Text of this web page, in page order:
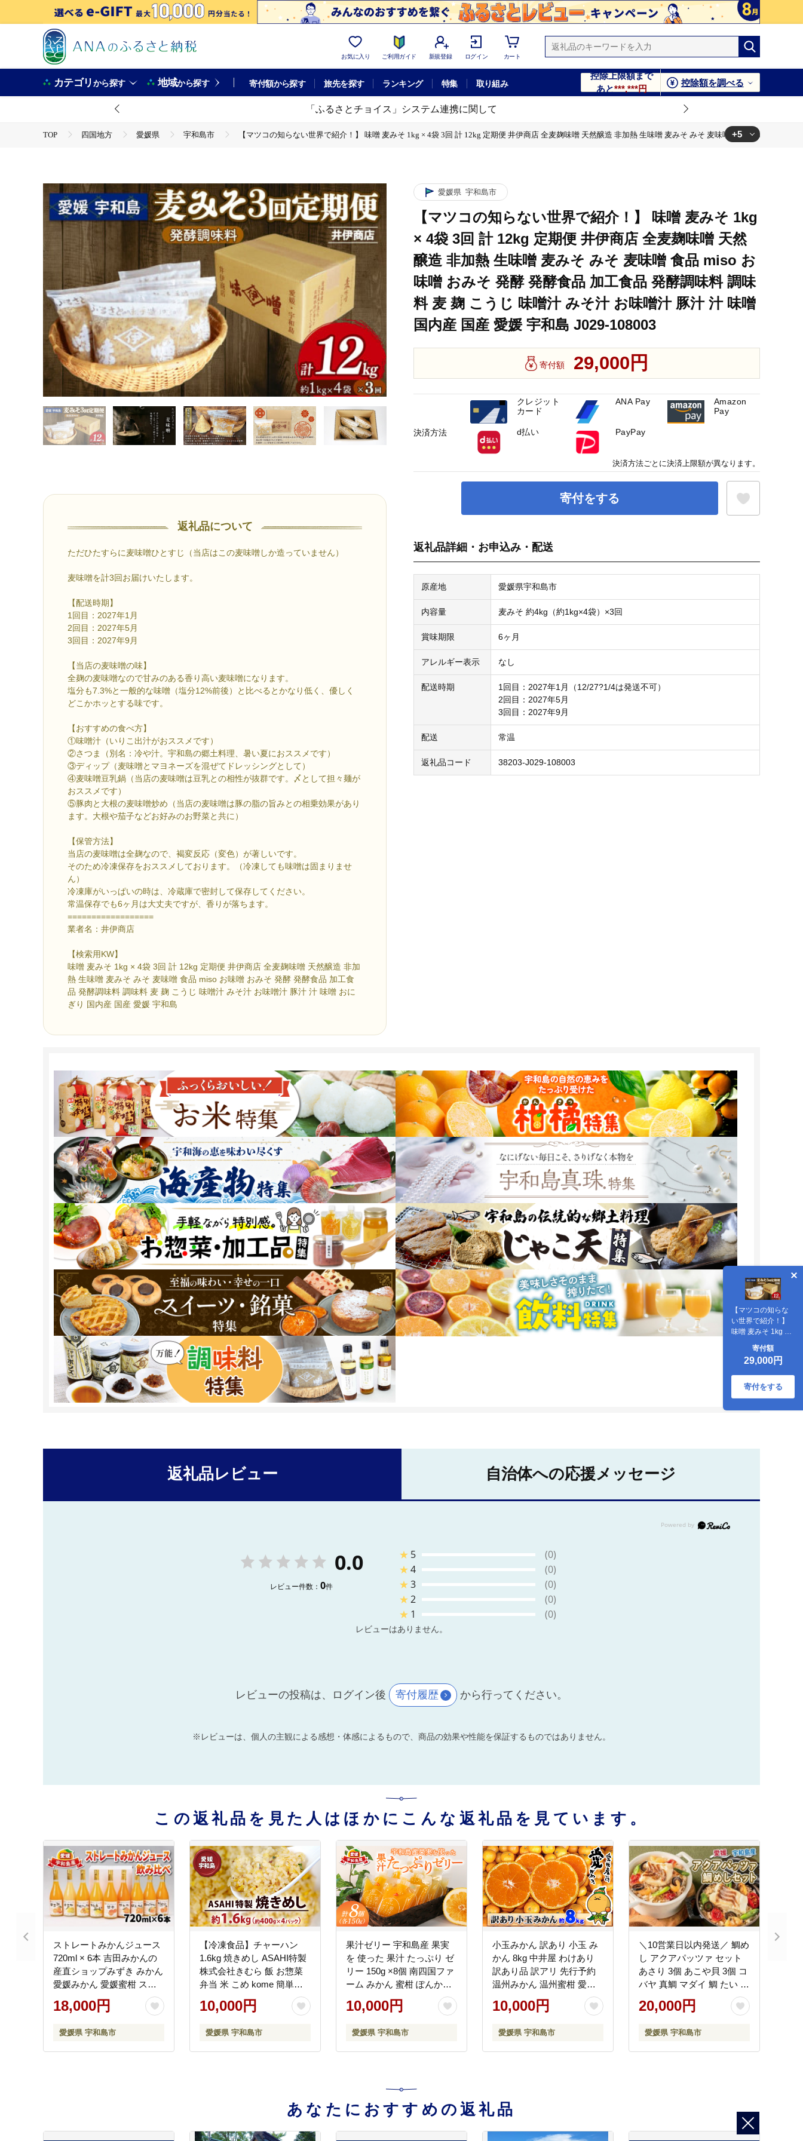
お気に入り ご利用ガイド 新規登録 ログイン カート
カテゴリから探す 地域から探す 寄付額から探す 旅先を探す ランキング 特集 取り組み
控除上限額まで
あと***,***円
控除額を調べる
「ふるさとチョイス」システム連携に関して
TOP 四国地方 愛媛県 宇和島市
【マツコの知らない世界で紹介！】 味噌 麦みそ 1kg × 4袋 3回 計 12kg 定期便 井伊商店 全麦麹味噌 天然醸造 非加熱 生味噌 麦みそ みそ 麦味噌 食品 miso お味
【マツコの知らない世界で紹介！】 味噌 麦みそ 1kg × 4袋 3回 計 12kg 定期便 井伊商店 全麦麹味噌 天然醸造 非加熱 生味噌 麦みそ みそ 麦味噌 食品 miso お味噌 おみそ 発酵 発酵食品 加工食品 発酵調味料 調
味料 麦 麹 こうじ 味噌汁 みそ汁 お味噌汁 豚汁 汁 味噌 国内産 国産 愛媛 宇和島 J029-108003
TOP
加工食品
調味料
【マツコの知らない世界で紹介！】 味噌 麦みそ 1kg × 4袋 3回 計 12kg 定期便 井伊商店 全麦麹味噌 天然醸造 非加熱 生味噌 麦みそ みそ 麦味噌 食品 miso お味噌 おみそ 発酵 発酵食品 加工食品 発酵調味料 調
味料 麦 麹 こうじ 味噌汁 みそ汁 お味噌汁 豚汁 汁 味噌 国内産 国産 愛媛 宇和島 J029-108003
TOP
加工食品 調味料
味噌
【マツコの知らない世界で紹介！】 味噌 麦みそ 1kg × 4袋 3回 計 12kg 定期便 井伊商店 全麦麹味噌 天然醸造 非加熱 生味噌 麦みそ みそ 麦味噌 食品 miso お味噌 おみそ 発酵 発酵食品 加工食品 発酵調味料 調
味料 麦 麹 こうじ 味噌汁 みそ汁 お味噌汁 豚汁 汁 味噌 国内産 国産 愛媛 宇和島 J029-108003
加工食品 調味料
調味料セット
【マツコの知らない世界で紹介！】 味噌 麦みそ 1kg × 4袋 3回 計 12kg 定期便 井伊商店 全麦麹味噌 天然醸造 非加熱 生味噌 麦みそ みそ 麦味噌 食品 miso お味噌 おみそ 発酵 発酵食品 加工食品 発酵調味料 調
味料 麦 麹 こうじ 味噌汁 みそ汁 お味噌汁 豚汁 汁 味噌 国内産 国産 愛媛 宇和島 J029-108003
+5
返礼品について
ただひたすらに麦味噌ひとすじ（当店はこの麦味噌しか造っていません）
麦味噌を計3回お届けいたします。
【配送時期】
1回目：2027年1月
2回目：2027年5月
3回目：2027年9月
【当店の麦味噌の味】
全麹の麦味噌なので甘みのある香り高い麦味噌になります。
塩分も7.3%と一般的な味噌（塩分12%前後）と比べるとかなり低く、優しく
どこかホッとする味です。
【おすすめの食べ方】
①味噌汁（いりこ出汁がおススメです）
②さつま（別名：冷や汁。宇和島の郷土料理、暑い夏におススメです）
③ディップ（麦味噌とマヨネーズを混ぜてドレッシングとして）
④麦味噌豆乳鍋（当店の麦味噌は豆乳との相性が抜群です。〆として担々麺が
おススメです）
⑤豚肉と大根の麦味噌炒め（当店の麦味噌は豚の脂の旨みとの相乗効果があり
ます。大根や茄子などお好みのお野菜と共に）
【保管方法】
当店の麦味噌は全麹なので、褐変反応（変色）が著しいです。
そのため冷凍保存をおススメしております。（冷凍しても味噌は固まりませ
ん）
冷凍庫がいっぱいの時は、冷蔵庫で密封して保存してください。
常温保存でも6ヶ月は大丈夫ですが、香りが落ちます。
==================
業者名：井伊商店
【検索用KW】
味噌 麦みそ 1kg × 4袋 3回 計 12kg 定期便 井伊商店 全麦麹味噌 天然醸造 非加
熱 生味噌 麦みそ みそ 麦味噌 食品 miso お味噌 おみそ 発酵 発酵食品 加工食
品 発酵調味料 調味料 麦 麹 こうじ 味噌汁 みそ汁 お味噌汁 豚汁 汁 味噌 おに
ぎり 国内産 国産 愛媛 宇和島
愛媛県 宇和島市
【マツコの知らない世界で紹介！】 味噌 麦みそ 1kg
× 4袋 3回 計 12kg 定期便 井伊商店 全麦麹味噌 天然
醸造 非加熱 生味噌 麦みそ みそ 麦味噌 食品 miso お
味噌 おみそ 発酵 発酵食品 加工食品 発酵調味料 調味
料 麦 麹 こうじ 味噌汁 みそ汁 お味噌汁 豚汁 汁 味噌
国内産 国産 愛媛 宇和島 J029-108003
寄付額 29,000円
寄付をする
【マツコの知らな
い世界で紹介！】
味噌 麦みそ 1kg × 4
袋 3回 計 12kg 定期
便 井伊商店 全麦麹
味噌 天然醸造 非加
熱 生味噌 麦みそ み
そ 麦味噌 食品
miso お味噌 おみそ
噌汁 豚汁 汁 味噌
寄付額
29,000円
寄付をする
返礼品詳細・お申込み・配送
原産地 愛媛県宇和島市
内容量 麦みそ 約4kg（約1kg×4袋）×3回
賞味期限 6ヶ月
アレルギー表示 なし
配送時期
1回目：2027年1月（12/27?1/4は発送不可）
2回目：2027年5月
3回目：2027年9月
配送 常温
返礼品コード 38203-J029-108003
決済方法
クレジット
カード
ANA Pay
Amazon
Pay
d払い PayPay
決済方法ごとに決済上限額が異なります。
返礼品レビュー 自治体への応援メッセージ
0.0
レビュー件数： 0件
★ 5
(0)
★4
(0)
★3
(0)
★2
(0)
★ 1 (0)
レビューはありません。
レビューの投稿は、ログイン後 寄付履歴 から行ってください。
※レビューは、個人の主観による感想・体感によるもので、商品の効果や性能を保証するものではありません。
この返礼品を見た人はほかにこんな返礼品を見ています。
ストレートみかんジュース
720ml × 6本 吉田みかんの
産直ショップみずき みかん
愛媛みかん 愛媛蜜柑 スト
レートジュース みかんジュ
ース ジュース 蜜柑ジュー
果汁 飲料 柑橘 100%ジュー
ス 蜜柑 国産 愛媛 宇和島
18,000円
愛媛県 宇和島市
【冷凍食品】チャーハン
1.6kg 焼きめし ASAHI特製
株式会社きむら 飯 お惣菜
弁当 米 こめ kome 簡単調
理 J010-126002
10,000円
愛媛県 宇和島市
果汁ゼリー 宇和島産 果実
を 使った 果汁 たっぷり ゼ
リー 150g ×8個 南四国ファ
ーム みかん 蜜柑 ぽんかん
不知火 ( デコポン と同品
種) しらぬい 河内晩柑 ブル
レ シャーベット スイーツ
柑橘 果物 フルーツ 産地直
10,000円
愛媛県 宇和島市
小玉みかん 訳あり 小玉 み
かん 8kg 中井屋 わけあり
訳あり品 訳アリ 先行予約
温州みかん 温州蜜柑 愛媛
みかん 愛媛ミカン 愛媛蜜
柑 mikan 小粒 小粒みかん
ルーツ 柑橘 蜜柑 温州 早生
南柑 産地直送 数量限定 国
10,000円
愛媛県 宇和島市
＼10営業日以内発送／ 鯛め
し アクアパッツァ セット
あさり 3個 あこや貝 3個 コ
バヤ 真鯛 マダイ 鯛 たい あ
こや 貝 トマト ガーリック
魚介 魚貝 惣菜 お惣菜 冷凍
レンジで温めるだけ 人気
洋風 レンチン解凍 簡単 ご
20,000円
愛媛県 宇和島市
あなたにおすすめの返礼品